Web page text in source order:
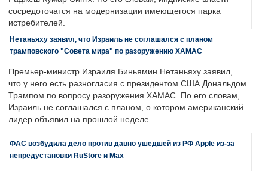
сосредоточатся на модернизации имеющегося парка
истребителей.
Нетаньяху заявил, что Израиль не соглашался с планом
трамповского "Совета мира" по разоружению ХАМАС
Премьер-министр Израиля Биньямин Нетаньяху заявил,
что у него есть разногласия с президентом США Дональдом
Трампом по вопросу разоружения ХАМАС. По его словам,
Израиль не соглашался с планом, о котором американский
лидер объявил на прошлой неделе.
ФАС возбудила дело против давно ушедшей из РФ Apple из-за
непредустановки RuStore и Max